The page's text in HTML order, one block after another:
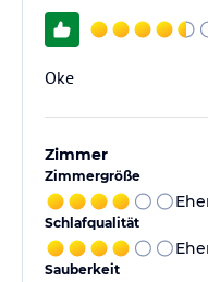
Oke
Zimmer
Zimmergröße
Schlafqualität
Sauberkeit